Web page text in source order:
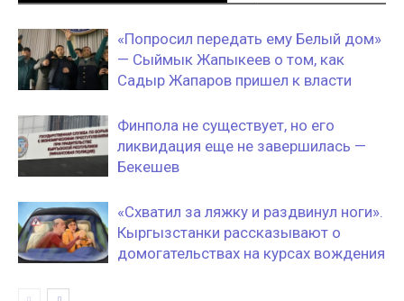
«Попросил передать ему Белый дом»
— Сыймык Жапыкеев о том, как
Садыр Жапаров пришел к власти
Финпола не существует, но его
ликвидация еще не завершилась —
Бекешев
«Схватил за ляжку и раздвинул ноги».
Кыргызстанки рассказывают о
домогательствах на курсах вождения